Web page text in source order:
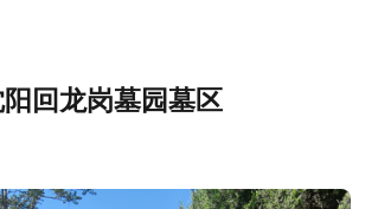
回龙岗墓园墓区